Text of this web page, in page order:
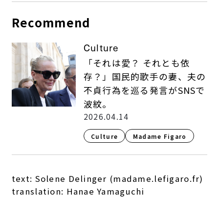
Recommend
Culture
「それは愛？ それとも依
存？」国民的歌手の妻、夫の
不貞行為を巡る発言がSNSで
波紋。
2026.04.14
Culture​ Madame Figaro
text: Solene Delinger (madame.lefigaro.fr)
translation: Hanae Yamaguchi